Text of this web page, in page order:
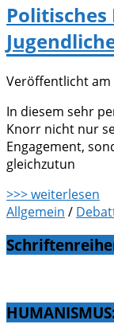
Politisches
Veröffentlicht am
In diesem sehr
Knorr nicht nur
Engagement,
gleichzutun
>>> weiterlesen
Allgemein /